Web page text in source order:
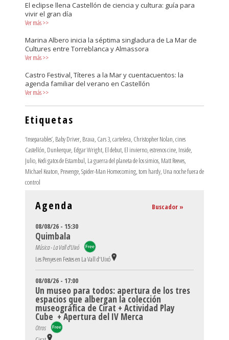
El eclipse llena Castellón de ciencia y cultura: guía para
vivir el gran día
Ver más>>
Marina Albero inicia la séptima singladura de La Mar de
Cultures entre Torreblanca y Almassora
Ver más>>
Castro Festival, Títeres a la Mar y cuentacuentos: la
agenda familiar del verano en Castellón
Ver más>>
Etiquetas
‘Inseparables’, Baby Driver, Brava, Cars 3,cartelera, Christopher Nolan,cines
Castellón, Dunkerque, Edgar Wright, El debut, El invierno,estrenos cine, Inside,
Julio, Kedi gatos de Estambul, La guerra del planeta de los simios, Matt Reeves,
Michael Keaton, Prevenge,Spider-Man Homecoming,tom hardy, Una noche fuera de
control
Agenda Buscador »
08/08/26 - 15:30
Quimbala
Música - La Vall d'Uixó
Les Penyes en Festes en La Vall d'Uixó
08/08/26 - 17:00
Un museo para todos: apertura de los tres
espacios que albergan la colección
museográfica de Cirat + Actividad Play
Cube + Apertura del IV Merca
Otros